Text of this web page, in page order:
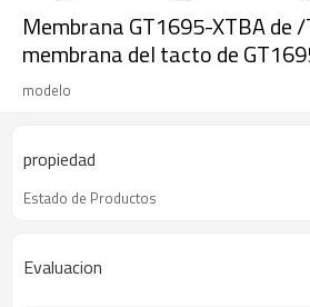
Membrana GT1695-XTBA de
membrana del tacto de
modelo
propiedad
Estado de Productos
Evaluacion